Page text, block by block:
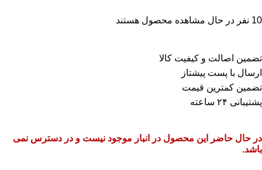
10 نفر در حال مشاهده محصول هستند
تضمین اصالت و کیفیت کالا
ارسال با پست پیشتاز
تضمین کمترین قیمت
پشتیبانی ۲۴ ساعته
در حال حاضر این محصول در انبار موجود نیست و در دسترس نمی
باشد.